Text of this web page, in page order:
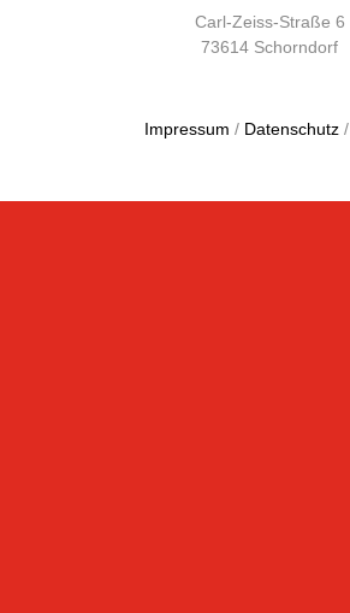
Carl-Zeiss-Straße 6
73614 Schorndorf
Impressum / Datenschutz /